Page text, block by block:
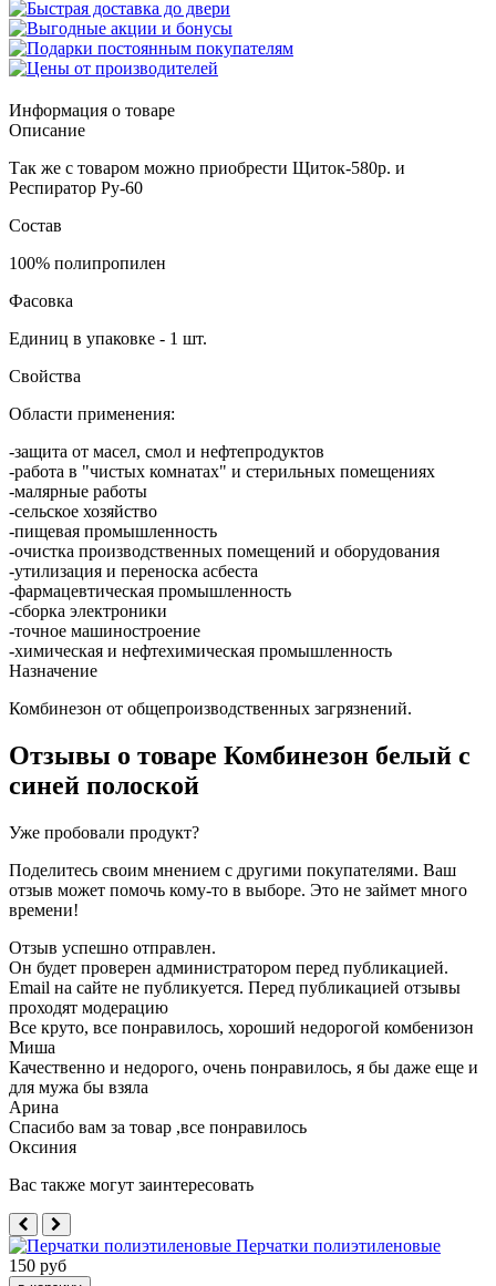
Информация о товаре
Описание
Так же с товаром можно приобрести Щиток-580р. и
Респиратор Ру-60
Состав
100% полипропилен
Фасовка
Единиц в упаковке - 1 шт.
Свойства
Области применения:
-защита от масел, смол и нефтепродуктов
-работа в "чистых комнатах" и стерильных помещениях
-малярные работы
-сельское хозяйство
-пищевая промышленность
-очистка производственных помещений и оборудования
-утилизация и переноска асбеста
-фармацевтическая промышленность
-сборка электроники
-точное машиностроение
-химическая и нефтехимическая промышленность
Назначение
Комбинезон от общепроизводственных загрязнений.
Отзывы о товаре Комбинезон белый с
синей полоской
Уже пробовали продукт?
Поделитесь своим мнением с другими покупателями. Ваш
отзыв может помочь кому-то в выборе. Это не займет много
времени!
Отзыв успешно отправлен.
Он будет проверен администратором перед публикацией.
Email на сайте не публикуется. Перед публикацией отзывы
проходят модерацию
Все круто, все понравилось, хороший недорогой комбенизон
Миша
Качественно и недорого, очень понравилось, я бы даже еще и
для мужа бы взяла
Арина
Спасибо вам за товар ,все понравилось
Оксиния
Вас также могут заинтересовать
Перчатки полиэтиленовые
150 руб